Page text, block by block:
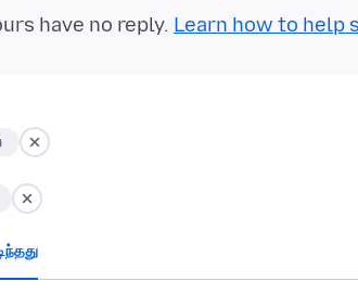
have no reply. Learn how to help